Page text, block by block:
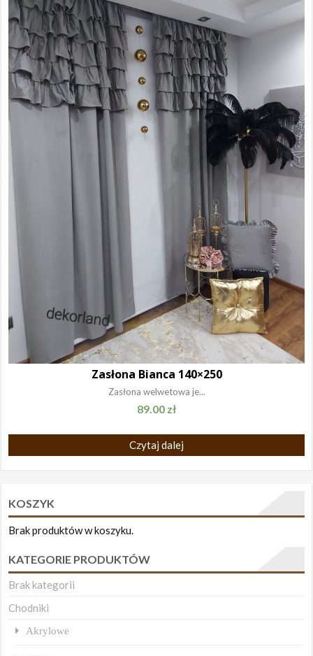
Zasłona Bianca 140×250
Zasłona welwetowa je...
89.00 zł
Czytaj dalej
KOSZYK
Brak produktów w koszyku.
KATEGORIE PRODUKTÓW
Brak kategorii
Chodniki
Akrylowe